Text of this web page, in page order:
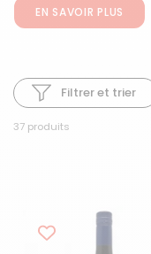
EN SAVOIR PLUS
37 produits
Filtrer et trier